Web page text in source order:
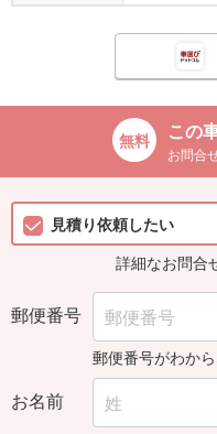
この
お問合
見積り依頼したい
詳細なお問合
郵便番号
郵便番号がわか
お名前